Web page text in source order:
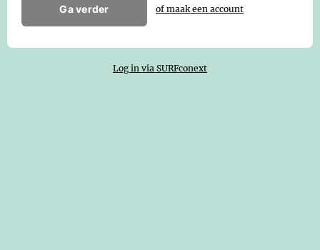
Ga verder of maak een account
Log in via SURFconext